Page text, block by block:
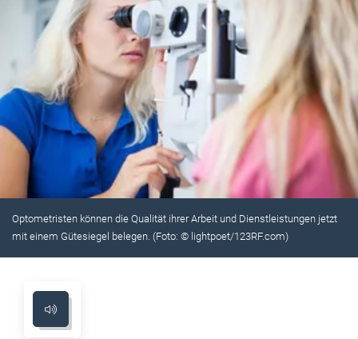
Optometristen können die Qualität ihrer Arbeit und Dienstleistungen jetzt
mit einem Gütesiegel belegen. (Foto: © lightpoet/123RF.com)